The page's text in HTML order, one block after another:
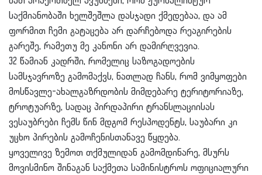
საქმიანობაში ხელშეშლა დასჯადი ქმედებაა, და ამ
ფორმით ჩემი გატაცება არ დარჩებოდა რეაგირების
გარეშე, რამეთუ მე კანონი არ დამირღვევია.
32 წამიან კადრში, რომელიც საზოგადოების
სამსჯავროზე გამომაქვს, ნათლად ჩანს, რომ ვიმყოფები
მოსწავლე-ახალგაზრდობის მიმდებარე ტერიტორიაზე,
ტროტუარზე, სადაც პირდაპირი ტრანსლაციისას
ვესაუბრები ჩემს წინ მდგომ რესპოდენტს, საუბარი კი
უცხო პირების გამოჩენისთანავე წყდება.
ყოველივე ზემოთ თქმულიდან გამომდინარე, მსურს
მოვისმინო შინაგან საქმეთა სამინისტროს ოფიციალური